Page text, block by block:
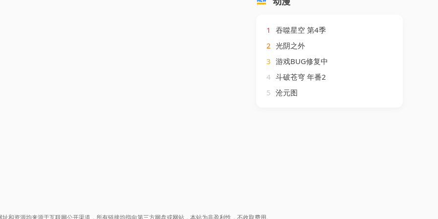
1
吞噬星空 第4季
2 光阴之外
3 游戏BUG修复中
4 斗破苍穹 年番2
5 沧元图
和资源均来源于互联网公开渠道，所有链接均指向第三方网盘或网站，本站为非盈利性，不收取费用。